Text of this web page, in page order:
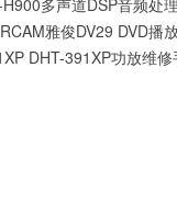
多声道DSP音频处
雅俊DV29 DVD播
DHT-391XP功放维修